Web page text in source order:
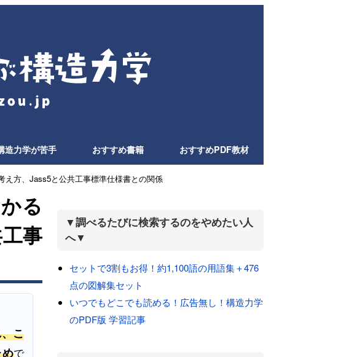
造力学が苦手 おすすめ書籍 おすすめPDF教材
え方、Jass5と公共工事標準仕様書との関係
る
事
こ
で
▼調べるたびに検索するのをやめたい人
へ▼
セットで3割もお得！約1,100語の用語集＋476
点の図解集セット
いつでもどこでも読める！広告無し！構造力学
のPDF版 学習記事